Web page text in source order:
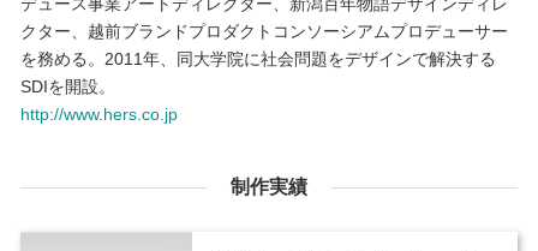
デュース事業アートディレクター、新潟百年物語デザインディレ
クター、越前ブランドプロダクトコンソーシアムプロデューサー
を務める。2011年、同大学院に社会問題をデザインで解決する
SDIを開設。
http://www.hers.co.jp
制作実績